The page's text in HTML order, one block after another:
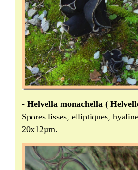
- Helvella monachella (
Spores lisses, elliptiques,
20x12µm.